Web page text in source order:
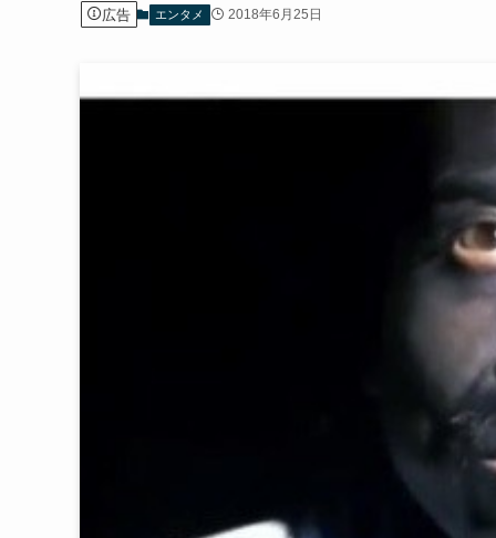
広告 エンタメ 2018年6月25日